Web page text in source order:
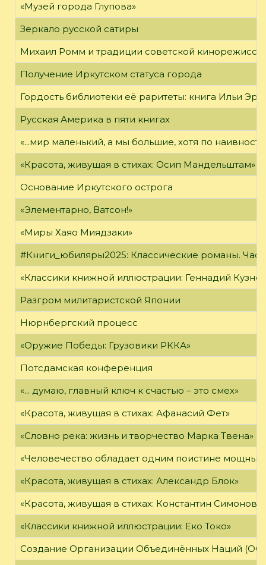
«Музей города Глупова»
Зеркало русской сатиры
Михаил Ромм и традиции советской
Получение Иркутском статуса города
Гордость библиотеки её раритеты: книга Ильи
Русская Америка в пяти книгах
«...мир маленький, а мы большие, хотя по
«Красота, живущая в стихах: Осип Мандельштам»
Основание Иркутского острога
«Элементарно, Ватсон!»
«Миры Хаяо Миядзаки»
#Книги_юбиляры2025: Классические романы.
«Классики книжной иллюстрации: Геннадий
Разгром милитаристской Японии
Нюрнбергский процесс
«Оружие Победы: Грузовики РККА»
Потсдамская конференция
«... думаю, главный ключ к счастью – это смех»
«Красота, живущая в стихах: Афанасий Фет»
«Словно река: жизнь и творчество Марка Твена»
«Человечество обладает одним поистине
«Красота, живущая в стихах: Александр Блок»
«Красота, живущая в стихах: Константин Симонов»
«Классики книжной иллюстрации: Еко Токо»
Создание Организации Объединённых Наций